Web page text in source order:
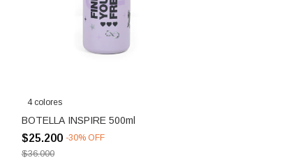
4 colores
BOTELLA INSPIRE 500ml
$25.200 -30% OFF
$36.000